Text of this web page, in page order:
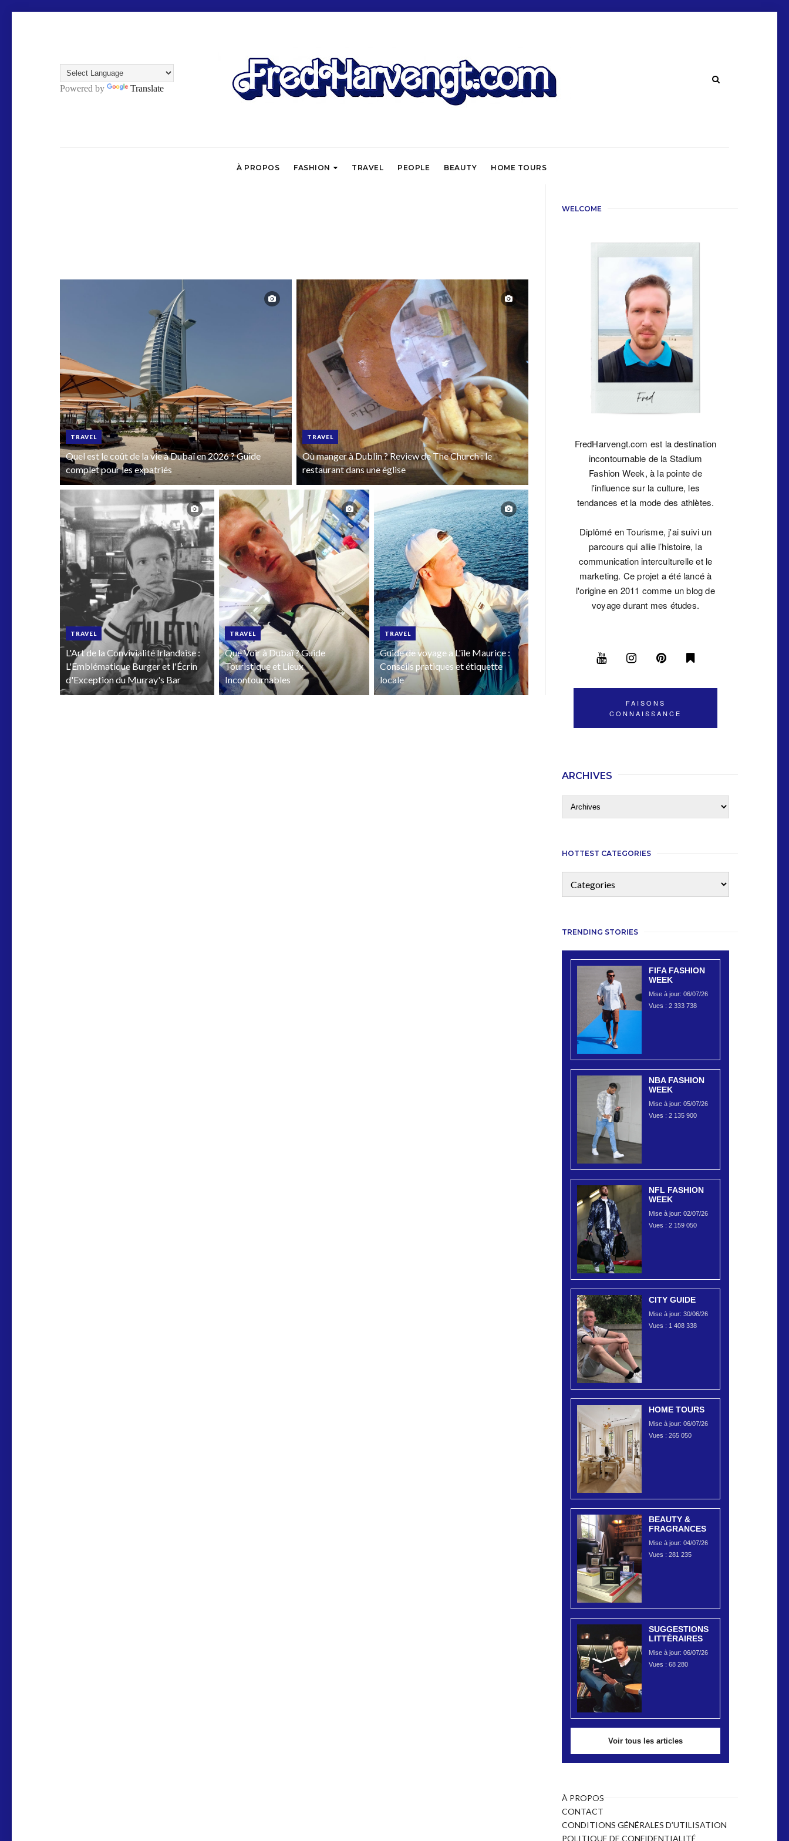
Powered by Translate
À PROPOS FASHION TRAVEL PEOPLE BEAUTY HOME TOURS
TRAVEL
Quel est le coût de la vie à Dubaï en 2026 ? Guide
complet pour les expatriés
TRAVEL
Où manger à Dublin ? Review de The Church : le
restaurant dans une église
TRAVEL
L'Art de la Convivialité Irlandaise :
L'Emblématique Burger et l'Écrin
d'Exception du Murray's Bar
TRAVEL
Que Voir à Dubaï ? Guide
Touristique et Lieux
Incontournables
TRAVEL
Guide de voyage a L'île Maurice :
Conseils pratiques et étiquette
locale
WELCOME
FredHarvengt.com est la destination
incontournable de la Stadium
Fashion Week, à la pointe de
l'influence sur la culture, les
tendances et la mode des athlètes.
Diplômé en Tourisme, j'ai suivi un
parcours qui allie l’histoire, la
communication interculturelle et le
marketing. Ce projet a été lancé à
l'origine en 2011 comme un blog de
voyage durant mes études.
FAISONS
CONNAISSANCE
ARCHIVES
HOTTEST CATEGORIES
TRENDING STORIES
FIFA FASHION
WEEK
Mise à jour: 06/07/26
Vues : 2 333 738
NBA FASHION
WEEK
Mise à jour: 05/07/26
Vues : 2 135 900
NFL FASHION
WEEK
Mise à jour: 02/07/26
Vues : 2 159 050
CITY GUIDE
Mise à jour: 30/06/26
Vues : 1 408 338
HOME TOURS
Mise à jour: 06/07/26
Vues : 265 050
BEAUTY &
FRAGRANCES
Mise à jour: 04/07/26
Vues : 281 235
SUGGESTIONS
LITTÉRAIRES
Mise à jour: 06/07/26
Vues : 68 280
Voir tous les articles
À PROPOS
CONTACT
CONDITIONS GÉNÉRALES D’UTILISATION
POLITIQUE DE CONFIDENTIALITÉ